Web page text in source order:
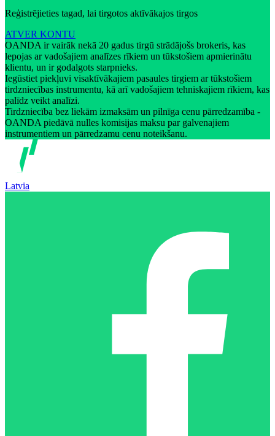
Reģistrējieties tagad, lai tirgotos aktīvākajos tirgos
ATVER KONTU
OANDA ir vairāk nekā 20 gadus tirgū strādājošs brokeris, kas
lepojas ar vadošajiem analīzes rīkiem un tūkstošiem apmierinātu
klientu, un ir godalgots starpnieks.
Iegūstiet piekļuvi visaktīvākajiem pasaules tirgiem ar tūkstošiem
tirdzniecības instrumentu, kā arī vadošajiem tehniskajiem rīkiem, kas
palīdz veikt analīzi.
Tirdzniecība bez liekām izmaksām un pilnīga cenu pārredzamība -
OANDA piedāvā nulles komisijas maksu par galvenajiem
instrumentiem un pārredzamu cenu noteikšanu.
Latvia